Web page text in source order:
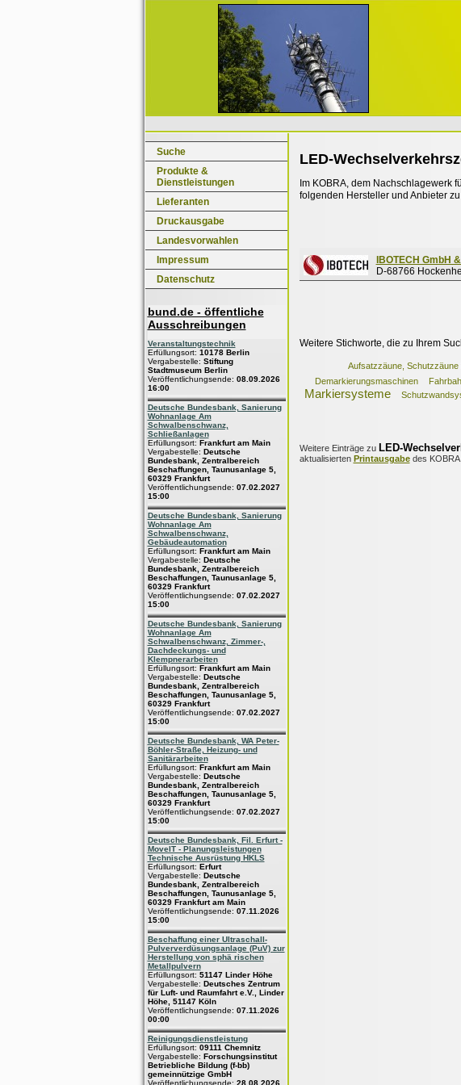
Suche
Produkte &
Dienstleistungen
Lieferanten
Druckausgabe
Landesvorwahlen
Impressum
Datenschutz
bund.de - öffentliche
Ausschreibungen
Veranstaltungstechnik
Erfüllungsort: 10178 Berlin
Vergabestelle: Stiftung
Stadtmuseum Berlin
Veröffentlichungsende: 08.09.2026
16:00
Deutsche Bundesbank, Sanierung
Wohnanlage Am
Schwalbenschwanz,
Schließanlagen
Erfüllungsort: Frankfurt am Main
Vergabestelle: Deutsche
Bundesbank, Zentralbereich
Beschaffungen, Taunusanlage 5,
60329 Frankfurt
Veröffentlichungsende: 07.02.2027
15:00
Deutsche Bundesbank, Sanierung
Wohnanlage Am
Schwalbenschwanz,
Gebäudeautomation
Erfüllungsort: Frankfurt am Main
Vergabestelle: Deutsche
Bundesbank, Zentralbereich
Beschaffungen, Taunusanlage 5,
60329 Frankfurt
Veröffentlichungsende: 07.02.2027
15:00
Deutsche Bundesbank, Sanierung
Wohnanlage Am
Schwalbenschwanz, Zimmer-,
Dachdeckungs- und
Klempnerarbeiten
Erfüllungsort: Frankfurt am Main
Vergabestelle: Deutsche
Bundesbank, Zentralbereich
Beschaffungen, Taunusanlage 5,
60329 Frankfurt
Veröffentlichungsende: 07.02.2027
15:00
Deutsche Bundesbank, WA Peter-
Böhler-Straße, Heizung- und
Sanitärarbeiten
Erfüllungsort: Frankfurt am Main
Vergabestelle: Deutsche
Bundesbank, Zentralbereich
Beschaffungen, Taunusanlage 5,
60329 Frankfurt
Veröffentlichungsende: 07.02.2027
15:00
Deutsche Bundesbank, Fil. Erfurt -
MoveIT - Planungsleistungen
Technische Ausrüstung HKLS
Erfüllungsort: Erfurt
Vergabestelle: Deutsche
Bundesbank, Zentralbereich
Beschaffungen, Taunusanlage 5,
60329 Frankfurt am Main
Veröffentlichungsende: 07.11.2026
15:00
Beschaffung einer Ultraschall-
Pulververdüsungsanlage (PuV) zur
Herstellung von sphä rischen
Metallpulvern
Erfüllungsort: 51147 Linder Höhe
Vergabestelle: Deutsches Zentrum
für Luft- und Raumfahrt e.V., Linder
Höhe, 51147 Köln
Veröffentlichungsende: 07.11.2026
00:00
Reinigungsdienstleistung
Erfüllungsort: 09111 Chemnitz
Vergabestelle: Forschungsinstitut
Betriebliche Bildung (f-bb)
gemeinnützige GmbH
Veröffentlichungsende: 28.08.2026
LED-
Im KOBRA, dem Nachschlagewerk
folgenden Hersteller und Anbieter
IBOTECH GmbH
D-68766
Weitere Stichworte, die zu Ihrem
Aufsatzzäune,
Demarkierungsmaschinen
Markiersysteme
Weitere Einträge zu LED-
aktualisierten Printausgabedes KOBRA.